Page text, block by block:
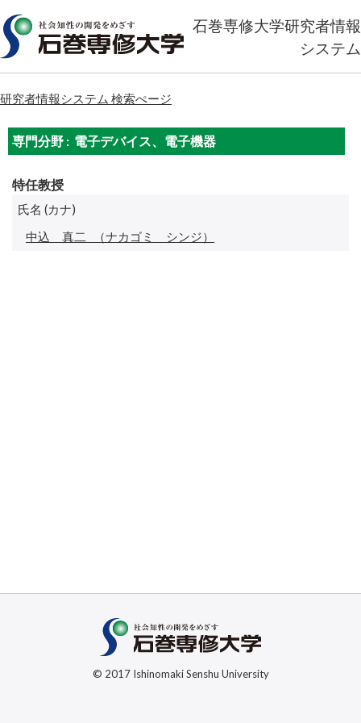
石巻専修大学研究者情報
システム
研究者情報システム 検索ぺージ
専門分野 : 電子デバイス、電子機器
特任教授
氏名 (カナ)
中込 真二
（ナカゴミ シンジ）
© 2017 Ishinomaki Senshu University